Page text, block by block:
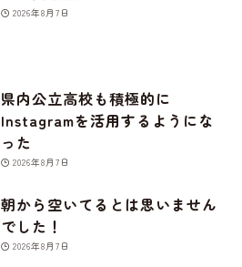
2026年8月7日
県内公立高校も積極的に
Instagramを活用するようにな
った
2026年8月7日
朝から空いてるとは思いません
でした！
2026年8月7日